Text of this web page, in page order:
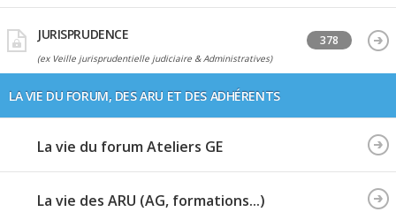
JURISPRUDENCE
(ex Veille jurisprudentielle judiciaire & Administratives)
378
LA VIE DU FORUM, DES ARU ET DES ADHÉRENTS
La vie du forum Ateliers GE
La vie des ARU (AG, formations...)